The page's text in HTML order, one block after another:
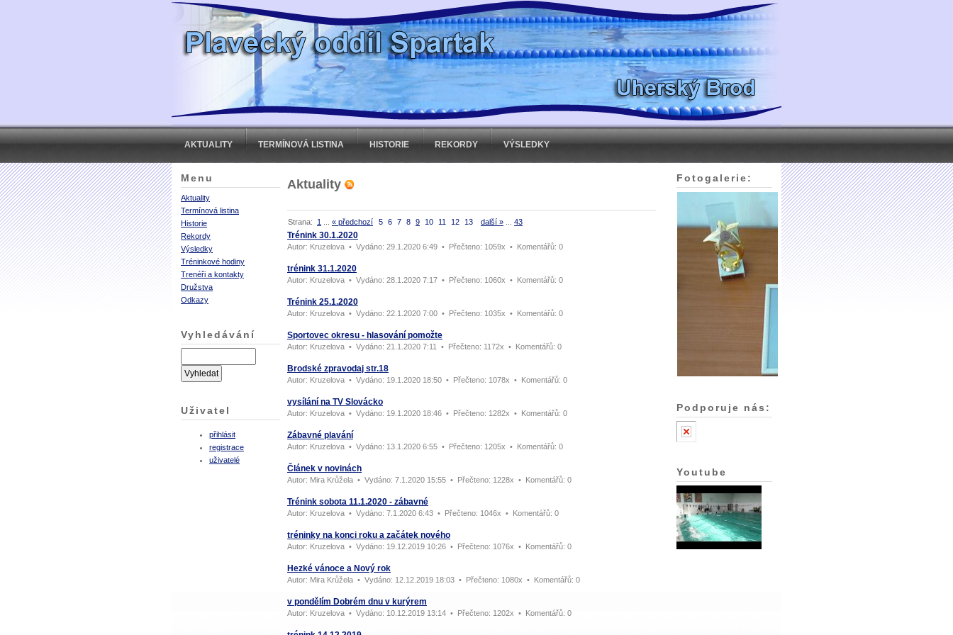
AKTUALITY TERMÍNOVÁ LISTINA HISTORIE REKORDY VÝSLEDKY
Menu
Aktuality
Termínová listina
Historie
Rekordy
Výsledky
Tréninkové hodiny
Trenéři a kontakty
Družstva
Odkazy
Vyhledávání
Uživatel
přihlásit
registrace
uživatelé
Aktuality
Strana: 1 « předchozí 5 6 7 8 9 10 11 12 13 další » 43
Trénink 30.1.2020
Autor: Kruzelova • Vydáno: 29.1.2020 6:49 • Přečteno: 1059x • Komentářů: 0
trénink 31.1.2020
Autor: Kruzelova • Vydáno: 28.1.2020 7:17 • Přečteno: 1060x • Komentářů: 0
Trénink 25.1.2020
Autor: Kruzelova • Vydáno: 22.1.2020 7:00 • Přečteno: 1035x • Komentářů: 0
Sportovec okresu - hlasování pomožte
Autor: Kruzelova • Vydáno: 21.1.2020 7:11 • Přečteno: 1172x • Komentářů: 0
Brodské zpravodaj str.18
Autor: Kruzelova • Vydáno: 19.1.2020 18:50 • Přečteno: 1078x • Komentářů: 0
vysílání na TV Slovácko
Autor: Kruzelova • Vydáno: 19.1.2020 18:46 • Přečteno: 1282x • Komentářů: 0
Zábavné plavání
Autor: Kruzelova • Vydáno: 13.1.2020 6:55 • Přečteno: 1205x • Komentářů: 0
Článek v novinách
Autor: Mira Krůžela • Vydáno: 7.1.2020 15:55 • Přečteno: 1228x • Komentářů: 0
Trénink sobota 11.1.2020 - zábavné
Autor: Kruzelova • Vydáno: 7.1.2020 6:43 • Přečteno: 1046x • Komentářů: 0
tréninky na konci roku a začátek nového
Autor: Kruzelova • Vydáno: 19.12.2019 10:26 • Přečteno: 1076x • Komentářů: 0
Hezké vánoce a Nový rok
Autor: Mira Krůžela • Vydáno: 12.12.2019 18:03 • Přečteno: 1080x • Komentářů: 0
v pondělím Dobrém dnu v kurýrem
Autor: Kruzelova • Vydáno: 10.12.2019 13:14 • Přečteno: 1202x • Komentářů: 0
Fotogalerie:
Podporuje nás:
Youtube